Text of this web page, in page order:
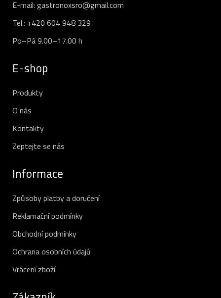
E-mail: gastronoxsro@gmail.com
Tel.: +420 604 948 329
Po–Pá 9.00–17.00 h
E-shop
Produkty
O nás
Kontakty
Zeptejte se nás
Informace
Způsoby platby a doručení
Reklamační podmínky
Obchodní podmínky
Ochrana osobních údajů
Vrácení zboží